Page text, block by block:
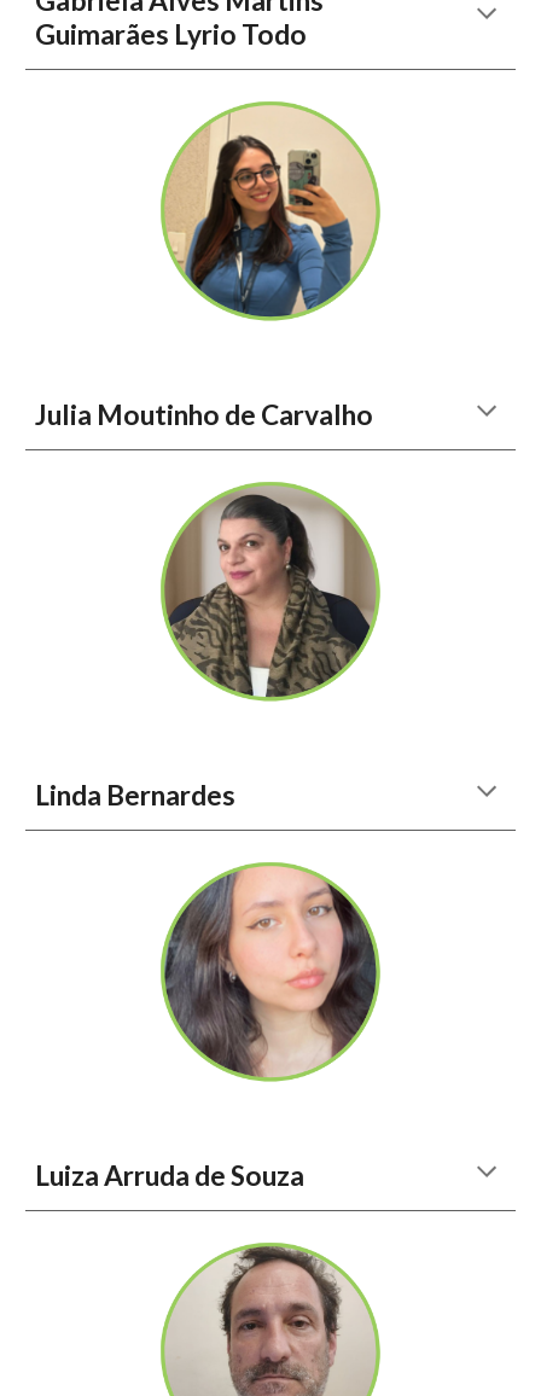
Guimarães Lyrio Todo
Julia Moutinho de Carvalho
Linda Bernardes
Luiza Arruda de Souza